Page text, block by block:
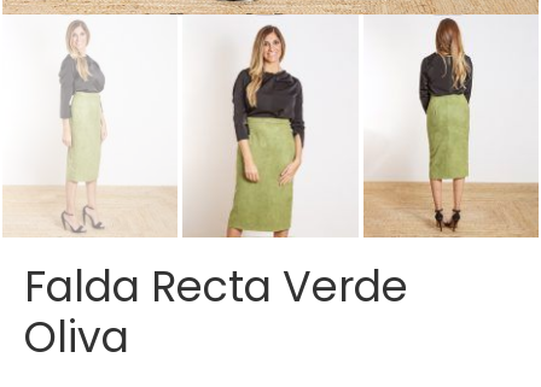
Falda Recta Verde
Oliva